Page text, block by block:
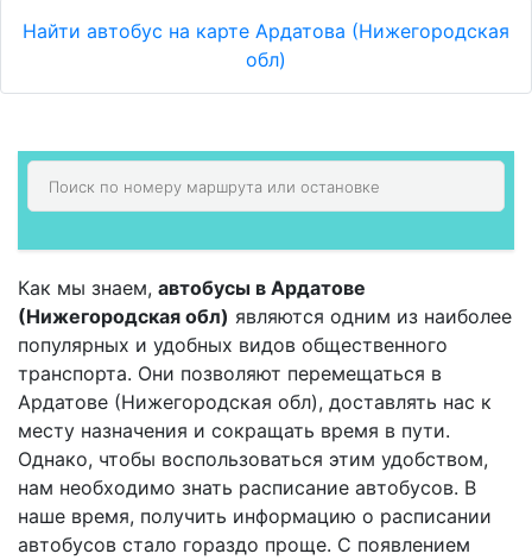
Найти автобус на карте Ардатова (Нижегородская
обл)
Как мы знаем, автобусы в Ардатове
(Нижегородская обл) являются одним из наиболее
популярных и удобных видов общественного
транспорта. Они позволяют перемещаться в
Ардатове (Нижегородская обл), доставлять нас к
месту назначения и сокращать время в пути.
Однако, чтобы воспользоваться этим удобством,
нам необходимо знать расписание автобусов. В
наше время, получить информацию о расписании
автобусов стало гораздо проще. С появлением